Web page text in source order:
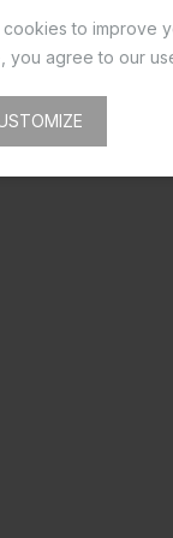
cookies to improve
you agree to our
വ്യൂ